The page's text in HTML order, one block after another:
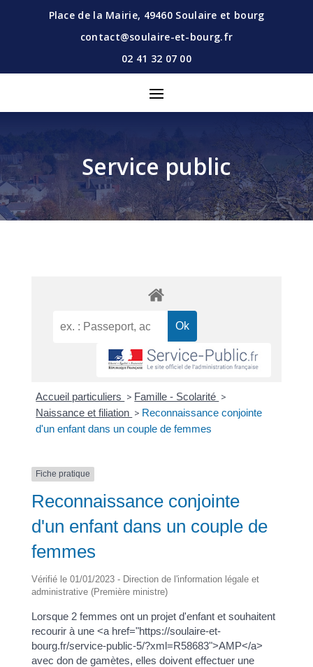
Place de la Mairie, 49460 Soulaire et bourg
contact@soulaire-et-bourg.fr
02 41 32 07 00
Service public
Accueil particuliers > Famille - Scolarité >
Naissance et filiation > Reconnaissance conjointe
d'un enfant dans un couple de femmes
Fiche pratique
Reconnaissance conjointe
d'un enfant dans un couple de
femmes
Vérifié le 01/01/2023 - Direction de l'information légale et
administrative (Première ministre)
Lorsque 2 femmes ont un projet d'enfant et souhaitent
recourir à une <a href="https://soulaire-et-
bourg.fr/service-public-5/?xml=R58683">AMP</a>
avec don de gamètes, elles doivent effectuer une